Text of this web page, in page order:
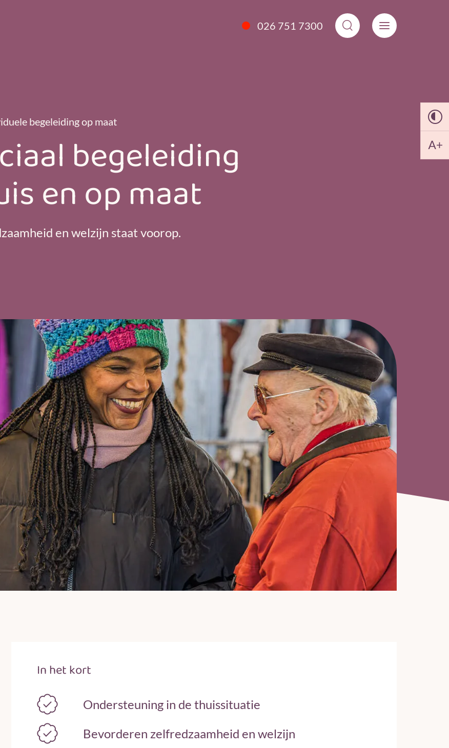
026 751 7300
begeleiding op maat
begeleiding
en op maat
en welzijn staat voorop.
In het kort
Ondersteuning in de thuissituatie
Bevorderen zelfredzaamheid en welzijn